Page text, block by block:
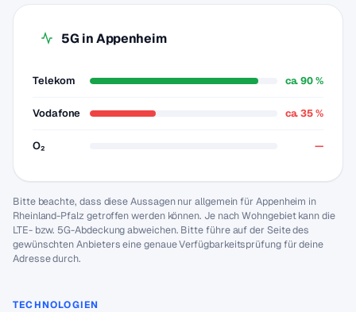
5G in Appenheim
Telekom ca. 90 %
Vodafone ca. 35 %
O₂ —
Bitte beachte, dass diese Aussagen nur allgemein für Appenheim in
Rheinland-Pfalz getroffen werden können. Je nach Wohngebiet kann die
LTE- bzw. 5G-Abdeckung abweichen. Bitte führe auf der Seite des
gewünschten Anbieters eine genaue Verfügbarkeitsprüfung für deine
Adresse durch.
TECHNOLOGIEN